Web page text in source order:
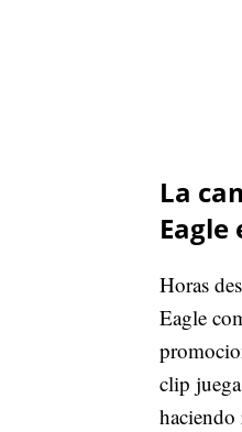
La
Eagle
Horas
Eagle
clip
haciendo